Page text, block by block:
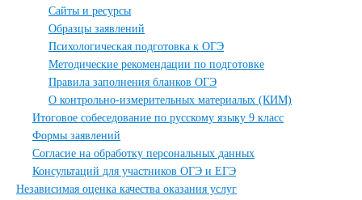
Сайты и ресурсы
Образцы заявлений
Психологическая подготовка к ОГЭ
Методические рекомендации по подготовке
Правила заполнения бланков ОГЭ
О контрольно-измерительных материалых (КИМ)
Итоговое собеседование по русскому языку 9 класс
Формы заявлений
Согласие на обработку персональных данных
Консультаций для участников ОГЭ и ЕГЭ
Независимая оценка качества оказания услуг